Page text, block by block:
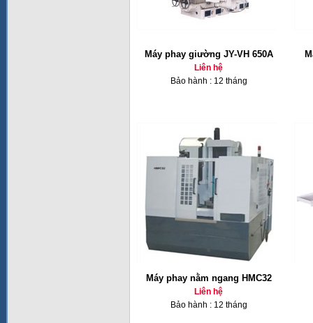
Máy phay giường JY-VH 650A
Liên hệ
Bảo hành : 12 tháng
Máy phay nằm ngang HMC32
Liên hệ
Bảo hành : 12 tháng